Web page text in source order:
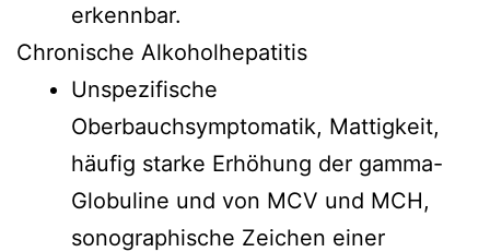
erkennbar.
Chronische Alkoholhepatitis
Unspezifische
Oberbauchsymptomatik, Mattigkeit,
häufig starke Erhöhung der gamma-
Globuline und von MCV und MCH,
sonographische Zeichen einer